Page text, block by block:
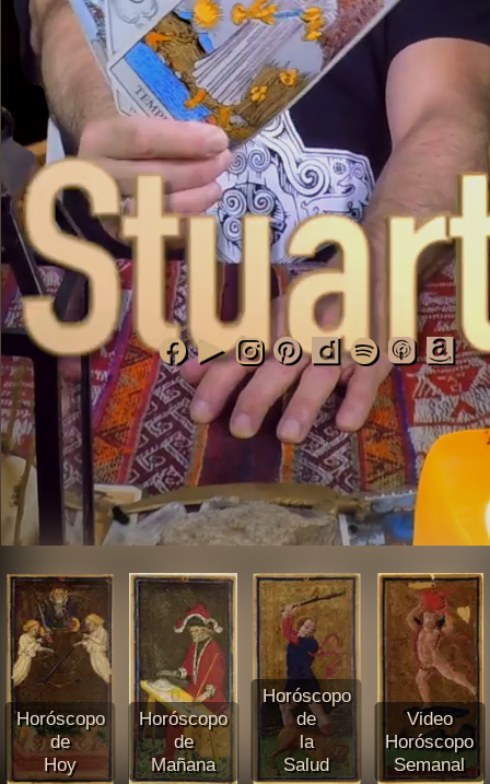
Horóscopo
de
Hoy
Horóscopo
de
Mañana
Horóscopo
de
la
Salud
Video
Horóscopo
Semanal